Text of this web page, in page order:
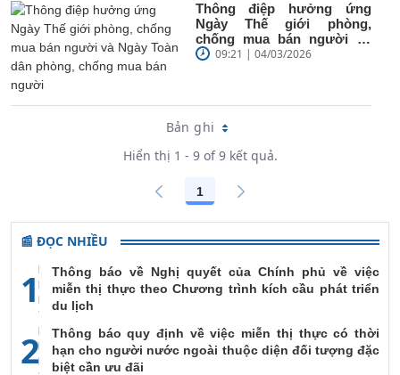
Thông điệp hưởng ứng
Ngày Thế giới phòng,
chống mua bán người và
Ngày Toàn dân phòng,
09:21 | 04/03/2026
Bản ghi
Hiển thị 1 - 9 of 9 kết quả.
Các trang trên cổng
1
📰 ĐỌC NHIỀU
1
Thông báo về Nghị quyết của Chính phủ về việc
miễn thị thực theo Chương trình kích cầu phát triển
du lịch
2
Thông báo quy định về việc miễn thị thực có thời
hạn cho người nước ngoài thuộc diện đối tượng đặc
biệt cần ưu đãi